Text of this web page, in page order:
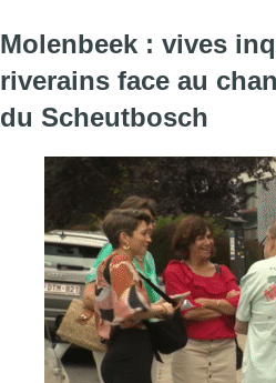
Molenbeek : vives
riverains face au
du Scheutbosch